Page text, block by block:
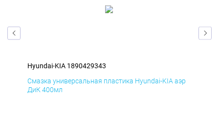
Hyundai-KIA 1890429343
Смазка универсальная пластика Hyundai-KIA аэр
ДиК 400мл